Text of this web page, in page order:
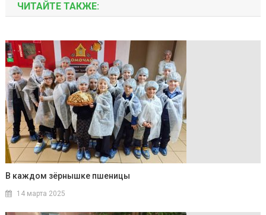
ЧИТАЙТЕ ТАКЖЕ:
В каждом зёрнышке пшеницы
14 марта 2025